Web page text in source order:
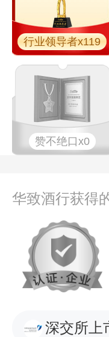
行业领导者x119
赞不绝口x0
华致酒行获得
深交所上